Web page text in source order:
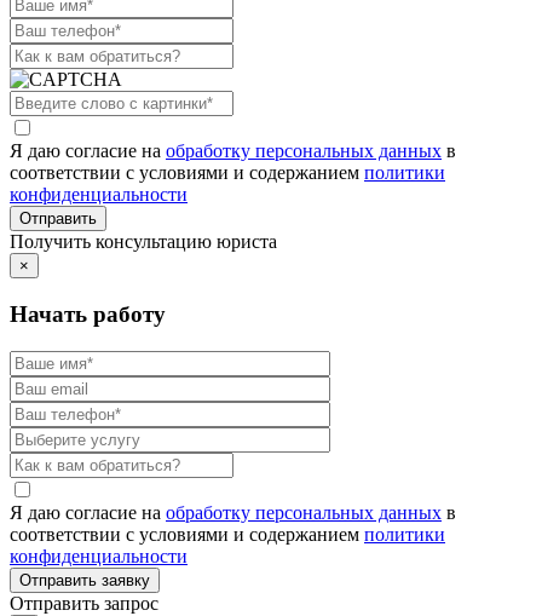
Я даю согласие на обработку персональных данных в
соответствии с условиями и содержанием политики
конфиденциальности
Получить консультацию юриста
×
Начать работу
Я даю согласие на обработку персональных данных в
соответствии с условиями и содержанием политики
конфиденциальности
Отправить запрос